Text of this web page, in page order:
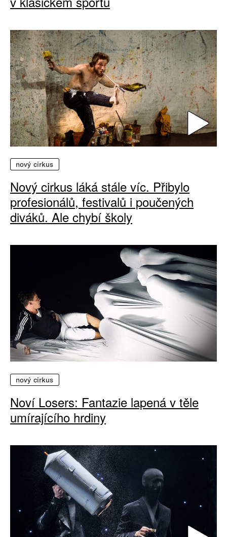
nový cirkus
Nový cirkus láká stále víc. Přibylo
profesionálů, festivalů i poučených
diváků. Ale chybí školy
nový cirkus
Noví Losers: Fantazie lapená v těle
umírajícího hrdiny